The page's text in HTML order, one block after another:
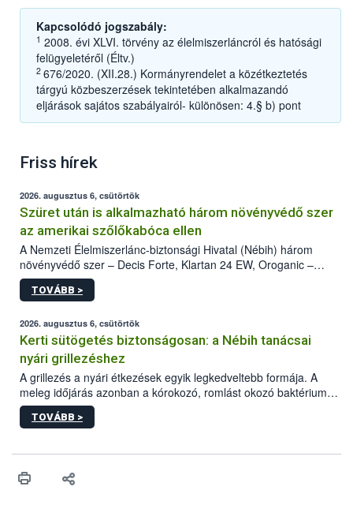
Kapcsolódó jogszabály:
1 2008. évi XLVI. törvény az élelmiszerláncról és hatósági
felügyeletéről (Éltv.)
2 676/2020. (XII.28.) Kormányrendelet a közétkeztetés
tárgyú közbeszerzések tekintetében alkalmazandó
eljárások sajátos szabályairól- különösen: 4.§ b) pont
Friss hírek
2026. augusztus 6, csütörtök
Szüret után is alkalmazható három növényvédő szer
az amerikai szőlőkabóca ellen
A Nemzeti Élelmiszerlánc-biztonsági Hivatal (Nébih) három
növényvédő szer – Decis Forte, Klartan 24 EW, Oroganic –
engedélyokiratát módosította, így azok a szüretet követően,
egészen a vesszőérettség (BBCH 91) stádiumáig
érésű szőlőkben is legyen lehetőség a károsító elleni további
védekezésre. Az Oroganic készítmény kis kiszerelésben kiskerti
felhasználók számára is elérhető és ökológiai termesztésben is
engedélyezett.
TOVÁBB >
2026. augusztus 6, csütörtök
Kerti sütögetés biztonságosan: a Nébih tanácsai
nyári grillezéshez
A grillezés a nyári étkezések egyik legkedveltebb formája. A
meleg időjárás azonban a kórokozó, romlást okozó baktériumok
gyorsabb szaporodásának is kedvez. A szabadtéri sütögetés
ezért nem csupán a megfelelő sütési technikáról szól: legalább
higiéniai szabályok betartása, a megfelelő hőkezelés, valamint a
biztonsági Hivatal (Nébih) Oktatási Programja összegyűjtötte a
TOVÁBB >